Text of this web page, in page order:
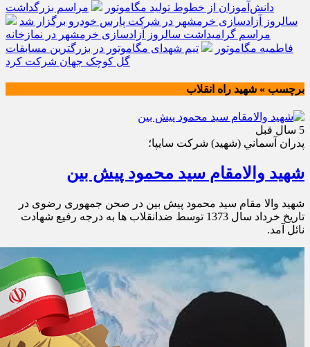
دانش‌آموزان از خطوط تولید مگاموتور
مراسم بزرگداشت
سالروز آزادسازی خرمشهر در شرکت پارس خودرو برگزار شد
مراسم گرامیداشت سالروز آزادسازی خرمشهر در نمازخانه
فاطمیه مگاموتور
تیم شهدای مگاموتور در بزرگترین مسابقات
گل کوچک جهان شرکت کرد
برچسب » شهید راه انقلاب
5 سال قبل
پدران آسماني (شهيد) شركت سايپا؛
شهید والامقام سید محمود پیش بین
شهید والا مقام سید محمود پیش بین در صحن جمهوری رضوی در
تاریخ خرداد سال 1373 توسط ضدانقلاب ها به درجه رفیع شهادت
نائل آمد.